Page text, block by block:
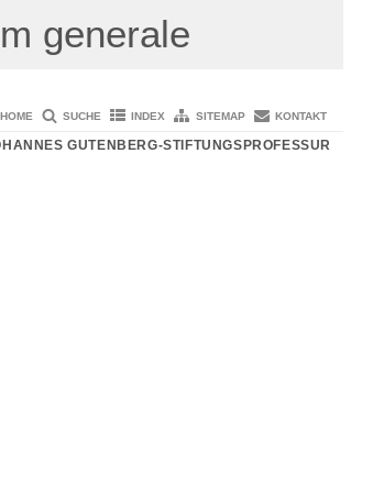
generale
HOME SUCHE INDEX SITEMAP KONTAKT
GUTENBERG-STIFTUNGSPROFESSUR